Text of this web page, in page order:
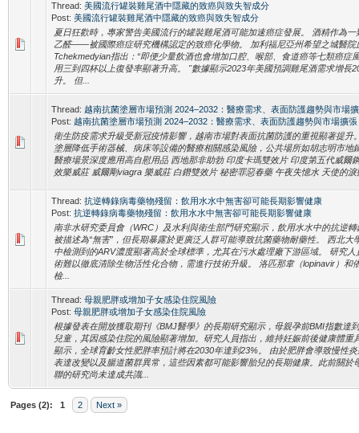
Thread: 美國流行罐裝雞尾酒中隱藏的致癌與致失智成分
Post: 美國流行罐裝雞尾酒中隱藏的致癌與致失智成分
夏日狂歡時，專家警告美國流行的罐裝雞尾酒可能加速癌症發展。 酒精作為
乙醛——被國際癌症研究機構認定的致癌化學物。 加利福尼亞州希望之城醫院
Tchekmedyian指出：“即便少量飲酒也會增加口腔、喉部、食道癌等七類癌症
用三到四杯以上復發率顯著升高。 "數據顯示2023年美國預調雞尾酒需求增長
升。 但...
Thread: 越南抗菌塗層市場預測 2024–2032：醫療需求、表面防護趨勢與市場
Post: 越南抗菌塗層市場預測 2024–2032：醫療需求、表面防護趨勢與市場擴張
衛生防疫需求升級受新冠疫情影響，越南市場對表面抗菌防護的重視顯著提升
塗層降低手術器械、病床等設備的醫療相關感染風險，公共場所如胡志明市地
醫療場景深度應用高自慰用品 西地那非助勃 印度卡瑪雙效片 印度第五代威爾
效樂威莊 威爾剛viagra 樂威莊 白鐕雙效片 秘密罪惡春藥 午夜失憶水 天使的
Thread: 抗逆轉錄病毒藥物殘留：飲用水水中無害卻可能長期影響健康
Post: 抗逆轉錄病毒藥物殘留：飲用水水中無害卻可能長期影響健康
南非水研究委員會（WRC）及水利與衛生部門研究顯示，飲用水水中的抗逆
被描述為“無害”，但長期暴露於更廣泛人群可能導致抗菌藥物耐藥性。 西北大
中檢測到的ARV濃度顯著高於全球標準，尤其在污水處理廠下游區域。 研究
術難以徹底清除生物活性化合物，需進行技術升級。 洛匹那韋（lopinavir）和
檢...
Thread: 母親肥胖或增加子女感染住院風險
Post: 母親肥胖或增加子女感染住院風險
根據發表在開放獲取期刊《BMJ醫學》的長期研究顯示，母親孕前BMI指數達
兒童，其因感染住院的風險顯著增加。研究人員指出，維持妊娠前後健康體重
顯示，全球育齡女性肥胖率預計將在2030年達到23%。 由於肥胖會導致慢性
表達改變以及腸道菌群異常，這些因素都可能影響胎兒的長期健康。此前關於
聯的研究尚未達成共識...
Pages (2): 1 2 Next »